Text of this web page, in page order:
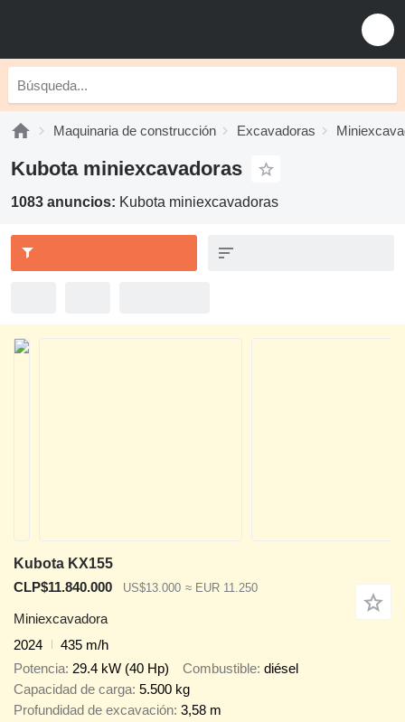
Maquinaria de construcción Excavadoras
Kubota miniexcavadoras
1083 anuncios: Kubota miniexcavadoras
Kubota KX155
CLP$11.840.000
US$13.000 ≈ EUR 11.250
Miniexcavadora
2024
435 m/h
Potencia 29.4 kW (40 Hp) Combustible diésel
Capacidad de carga 5.500 kg
Profundidad de excavación 3,58 m